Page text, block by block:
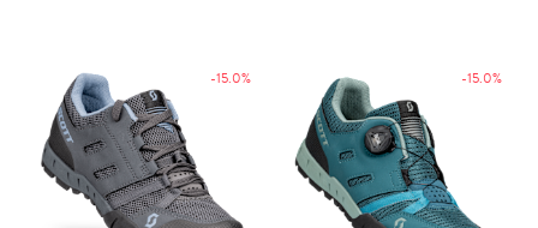
-15.0% -15.0%